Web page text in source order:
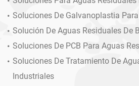
Soluciones De Galvanoplastia
Solución De Aguas Residuales De
Soluciones De PCB Para Aguas
Soluciones De Tratamiento De
Industriales